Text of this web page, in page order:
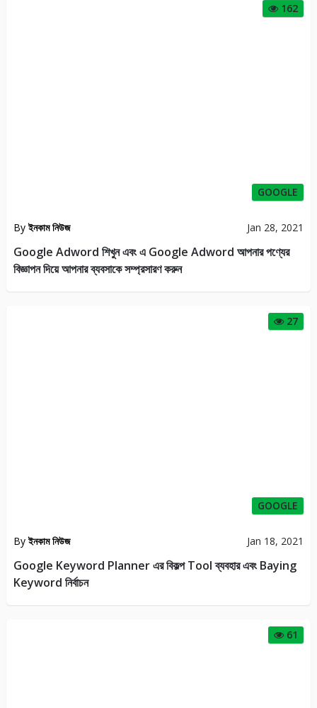
162
GOOGLE
Byইনকাম নিউজ Jan 28, 2021
Google Adword শিখুন এবং এ Google Adword আপনার পণ্যের
বিজ্ঞাপন দিয়ে আপনার ব্যবসাকে সম্প্রসারণ করুন
27
GOOGLE
Byইনকাম নিউজ Jan 18, 2021
Google Keyword Planner এর বিকল্প Tool ব্যবহার এবং Baying
Keyword নির্বাচন
61